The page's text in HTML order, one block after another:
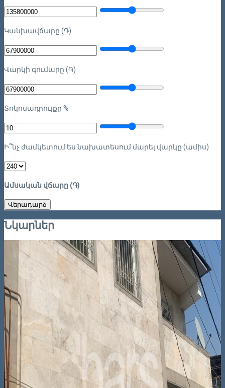
Կանխավճարը (֏)
Վարկի գումարը (֏)
Տոկոսադրույքը %
Ի՞նչ ժամկետում ես նախատեսում մարել վարկը (ամիս)
Ամսական վճարը (֏)
Վերադարձ
Նկարներ